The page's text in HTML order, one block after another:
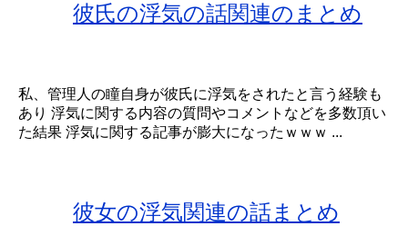
彼氏の浮気の話関連のまとめ
私、管理人の瞳自身が彼氏に浮気をされたと言う経験も
あり 浮気に関する内容の質問やコメントなどを多数頂い
た結果 浮気に関する記事が膨大になったｗｗｗ ...
彼女の浮気関連の話まとめ